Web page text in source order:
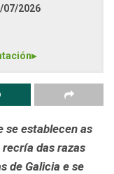
07/2026
▸
se establecen as
recría das razas
de Galicia e se